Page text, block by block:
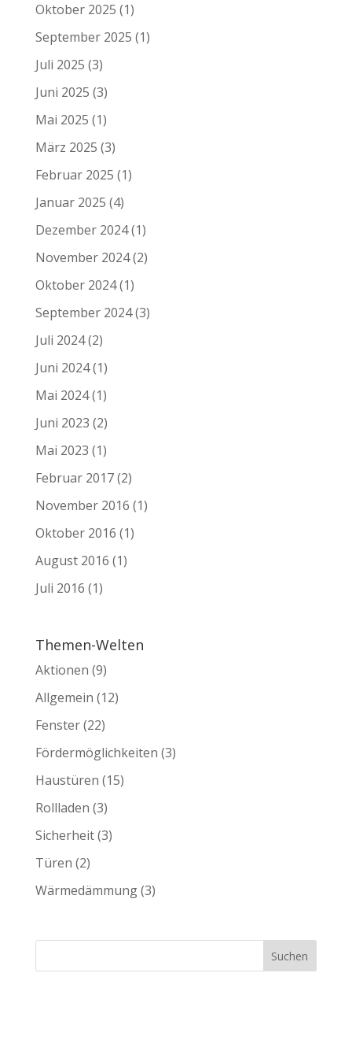
Oktober 2025 (1)
September 2025 (1)
Juli 2025 (3)
Juni 2025 (3)
Mai 2025 (1)
März 2025 (3)
Februar 2025 (1)
Januar 2025 (4)
Dezember 2024(1)
November 2024(2)
Oktober 2024(1)
September 2024(3)
Juli 2024(2)
Juni 2024(1)
Mai 2024(1)
Juni 2023 (2)
Mai 2023 (1)
Februar 2017(2)
November 2016 (1)
Oktober 2016 (1)
August 2016 (1)
Juli 2016 (1)
Themen-Welten
Aktionen (9)
Allgemein (12)
Fenster(22)
Fördermöglichkeiten (3)
Haustüren (15)
Rollladen (3)
Sicherheit(3)
Türen (2)
Wärmedämmung(3)